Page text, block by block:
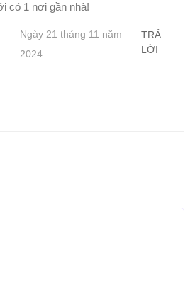
có 1 nơi gần nhà!
Ngày 21 tháng 11 năm
2024
TRẢ
LỜI